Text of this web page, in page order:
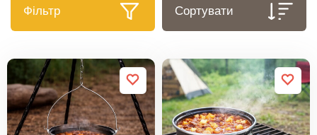
Фільтр Сортувати